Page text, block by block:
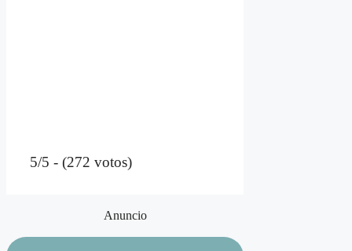
5/5 - (272 votos)
Anuncio